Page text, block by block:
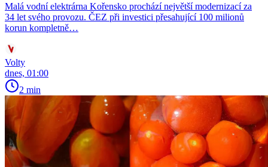
Malá vodní elektrárna Kořensko prochází největší modernizací za
34 let svého provozu. ČEZ při investici přesahující 100 milionů
korun kompletně…
Volty
dnes, 01:00
2 min